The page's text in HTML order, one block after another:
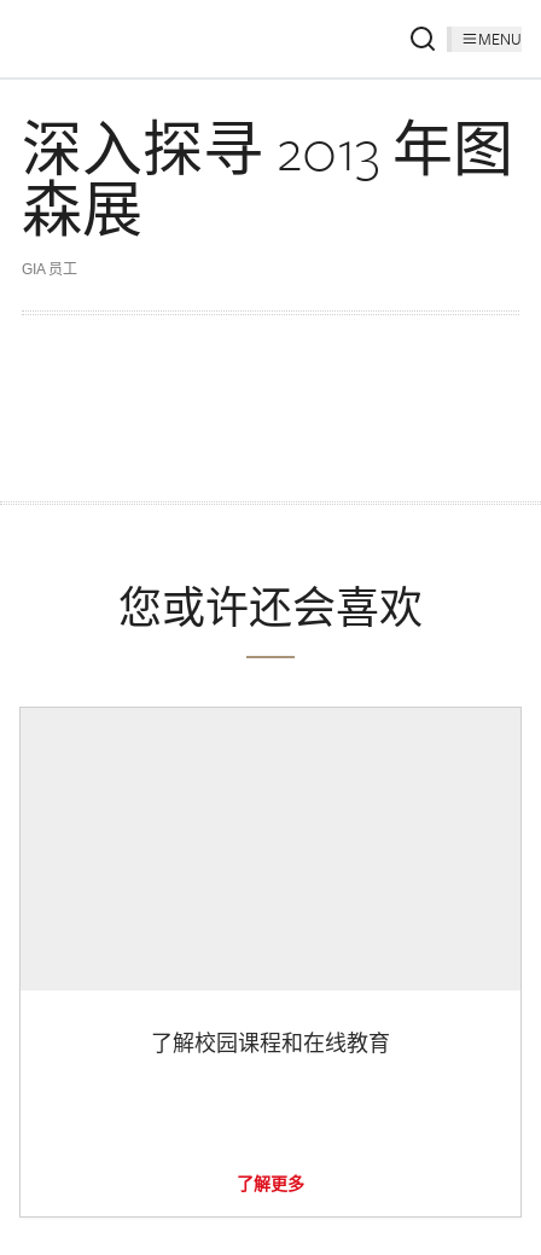
MENU
深入探寻 2013 年图
森展
GIA 员工
您或许还会喜欢
了解校园课程和在线教育
了解更多